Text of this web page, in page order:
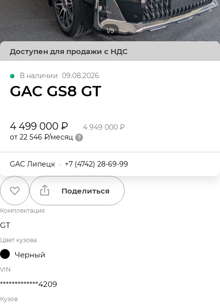
1/9
Доступен для продажи с НДС
В наличии 09.08.2026
GAC GS8 GT
4 499 000 ₽
4 949 000 ₽
от 22 546 ₽/месяц
GAC Липецк · +7 (4742) 28-69-99
Поделиться
Комплектация
GT
Цвет кузова
Черный
VIN
*************4209
Кузов